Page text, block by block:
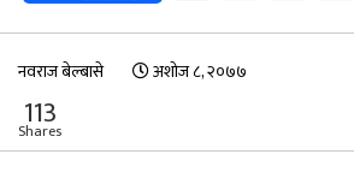
नवराज बेल्बासे अशोज ८, २०७७
113
Shares